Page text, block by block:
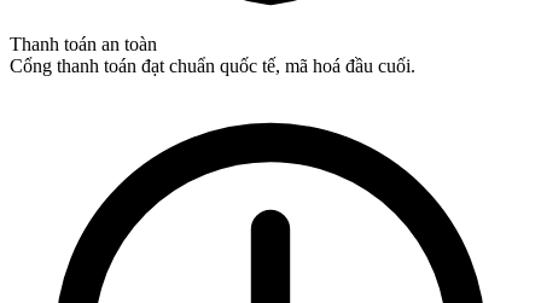
Thanh toán an toàn
Cổng thanh toán đạt chuẩn quốc tế, mã hoá đầu cuối.